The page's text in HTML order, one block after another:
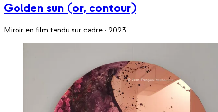
Golden sun (or, contour)
Miroir en film tendu sur cadre · 2023